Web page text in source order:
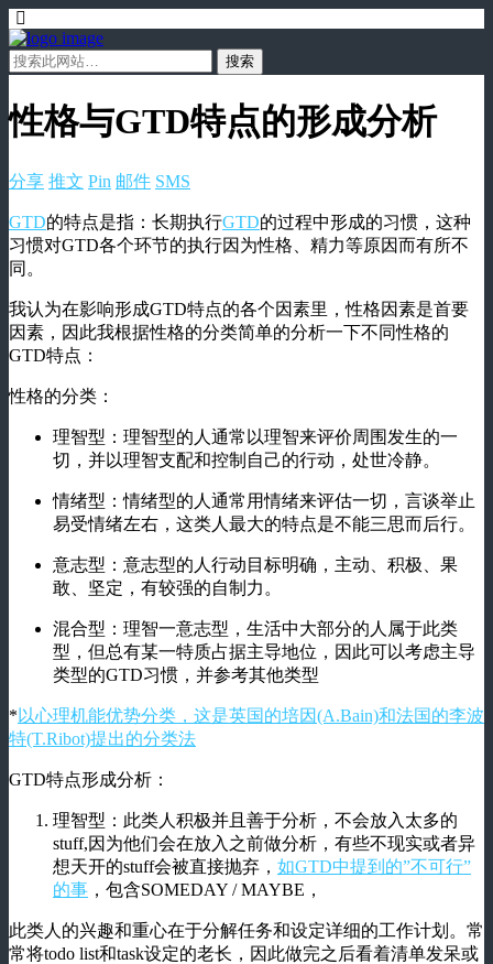
性格与GTD特点的形成分析
分享 推文 Pin 邮件 SMS
GTD的特点是指：长期执行GTD的过程中形成的习惯，这种
习惯对GTD各个环节的执行因为性格、精力等原因而有所不
同。
我认为在影响形成GTD特点的各个因素里，性格因素是首要
因素，因此我根据性格的分类简单的分析一下不同性格的
GTD特点：
性格的分类：
理智型：理智型的人通常以理智来评价周围发生的一
切，并以理智支配和控制自己的行动，处世冷静。
情绪型：情绪型的人通常用情绪来评估一切，言谈举止
易受情绪左右，这类人最大的特点是不能三思而后行。
意志型：意志型的人行动目标明确，主动、积极、果
敢、坚定，有较强的自制力。
混合型：理智一意志型，生活中大部分的人属于此类
型，但总有某一特质占据主导地位，因此可以考虑主导
类型的GTD习惯，并参考其他类型
* 以心理机能优势分类，这是英国的培因(A.Bain)和法国的李波
特(T.Ribot)提出的分类法
GTD特点形成分析：
理智型：此类人积极并且善于分析，不会放入太多的
stuff,因为他们会在放入之前做分析，有些不现实或者异
想天开的stuff会被直接抛弃， 如GTD中提到的”不可行”
的事 ，包含SOMEDAY / MAYBE，
此类人的兴趣和重心在于分解任务和设定详细的工作计划。常
常将todo list和task设定的老长，因此做完之后看着清单发呆或